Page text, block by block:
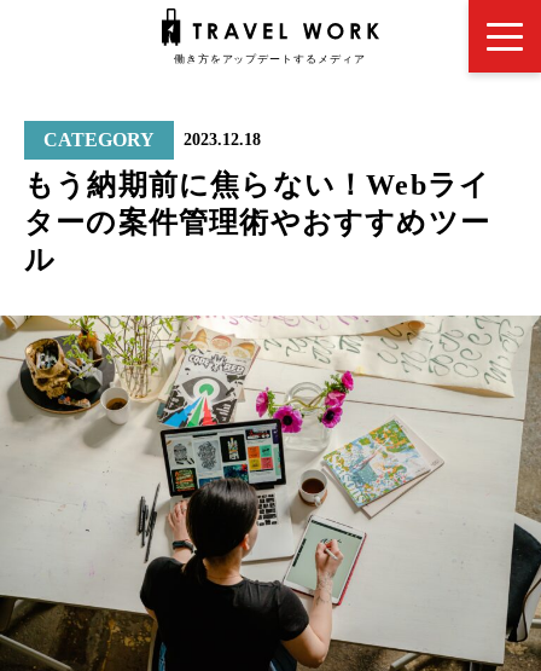
CATEGORY 2023.12.18
もう納期前に焦らない！Webライ
ターの案件管理術やおすすめツー
ル